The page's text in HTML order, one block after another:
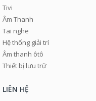
Tivi
Âm Thanh
Tai nghe
Hệ thống giải trí
Âm thanh ôtô
Thiết bị lưu trữ
LIÊN HỆ